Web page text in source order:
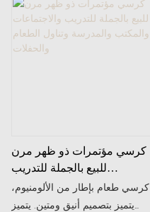
للمطاعم الداخلية ومساحات
المكاتب.
كرسي مؤتمرات ذو ظهر مرن
للبيع بالجملة للتدريب
والاجتماعات والمكتب
والمدرسة وتناول الطعام
كرسي طعام بإطار من الألومنيوم،
يتميز بتصميم أنيق ومتين. يتميز